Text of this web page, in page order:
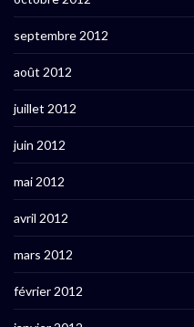
septembre 2012
août 2012
juillet 2012
juin 2012
mai 2012
avril 2012
mars 2012
février 2012